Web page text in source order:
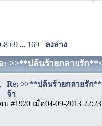
68 69 ... 169 ลงล่าง
>>**ปล้นร้ายกลายรัก
Re: >>**ปล้นร้ายกลายรัก
จ้า
บ #1920 เมื่อ04-09-2013